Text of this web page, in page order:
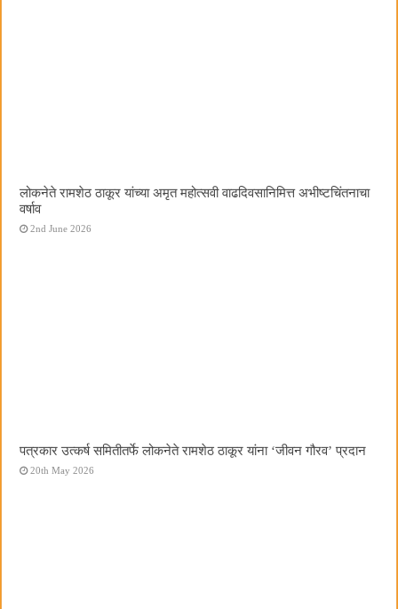
लोकनेते रामशेठ ठाकूर यांच्या अमृत महोत्सवी वाढदिवसानिमित्त अभीष्टचिंतनाचा
वर्षाव
2nd June 2026
पत्रकार उत्कर्ष समितीतर्फे लोकनेते रामशेठ ठाकूर यांना ‌‘जीवन गौरव‌’ प्रदान
20th May 2026